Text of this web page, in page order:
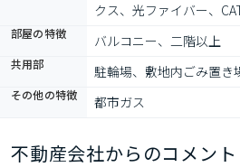
クス、光ファイバー、
部屋の特徴 バルコニー、二階以上
共用部 駐輪場、敷地内ごみ置き
その他の特徴 都市ガス
不動産会社からのコメント